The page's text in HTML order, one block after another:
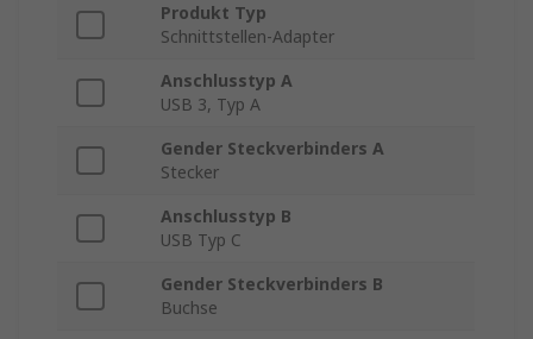
Produkt Typ
Schnittstellen-Adapter
Anschlusstyp A
USB 3, Typ A
Gender Steckverbinders A
Stecker
Anschlusstyp B
USB Typ C
Gender Steckverbinders B
Buchse